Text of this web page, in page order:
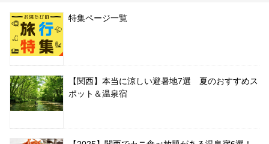
特集ページ一覧
【関西】本当に涼しい避暑地7選 夏のおすすめス
ポット＆温泉宿